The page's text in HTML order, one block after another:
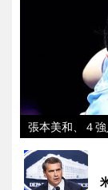
張本美和、４強